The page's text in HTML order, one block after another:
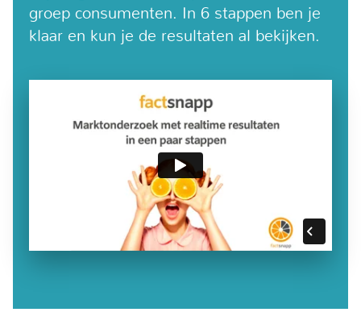
groep consumenten. In 6 stappen ben je
klaar en kun je de resultaten al bekijken.